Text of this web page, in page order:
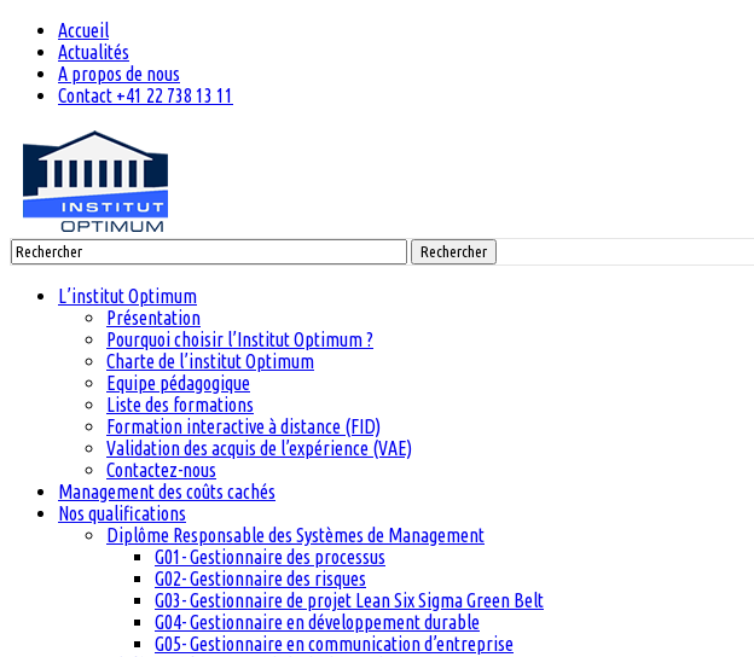
Accueil
Actualités
A propos de nous
Contact +41 22 738 13 11
Rechercher
L’institut Optimum
Présentation
Pourquoi choisir l’Institut Optimum ?
Charte de l’institut Optimum
Equipe pédagogique
Liste des formations
Formation interactive à distance (FID)
Validation des acquis de l’expérience (VAE)
Contactez-nous
Management des coûts cachés
Nos qualifications
Diplôme Responsable des Systèmes de Management
G01- Gestionnaire des processus
G02- Gestionnaire des risques
G03- Gestionnaire de projet Lean Six Sigma Green Belt
G04- Gestionnaire en développement durable
G05- Gestionnaire en communication d’entreprise